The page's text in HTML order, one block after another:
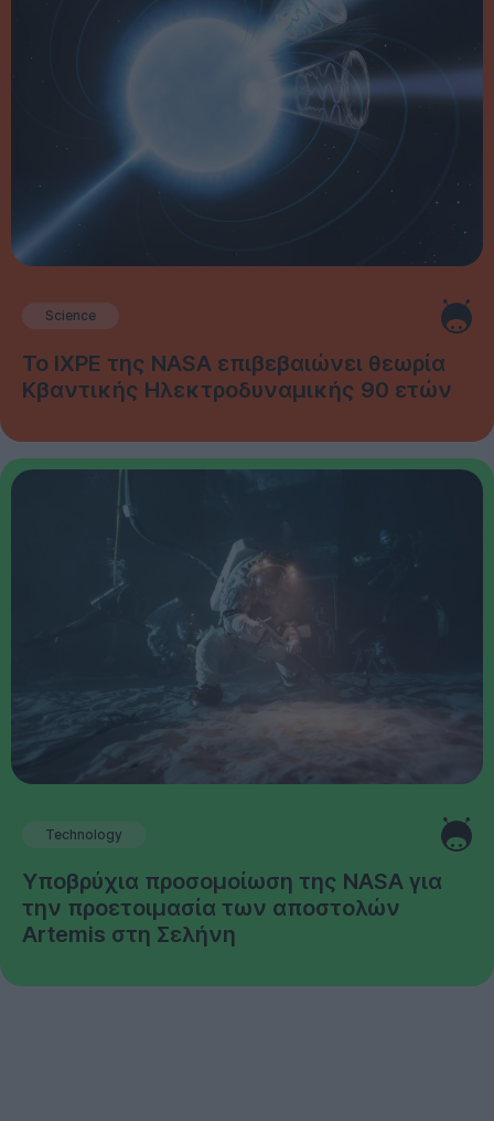
Science
Το IXPE της NASA επιβεβαιώνει θεωρία
Κβαντικής Ηλεκτροδυναμικής 90 ετών
Technology
Υποβρύχια προσομοίωση της NASA για
την προετοιμασία των αποστολών
Artemis στη Σελήνη